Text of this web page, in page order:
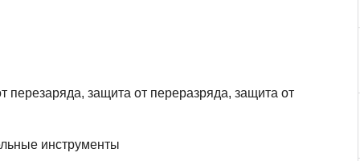
перезаряда, защита от переразряда, защита от
инструменты